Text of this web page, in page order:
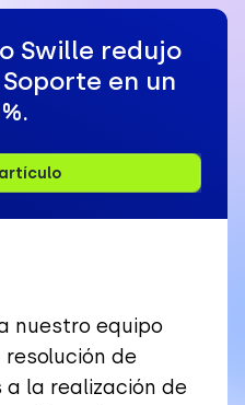
Swille redujo
en un
nuestro equipo
resolución de
la realización de